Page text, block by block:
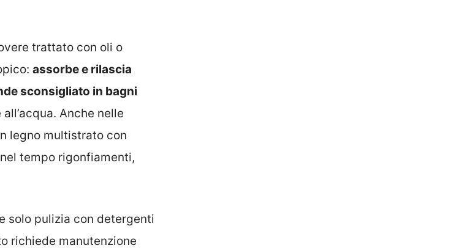
trattato con oli o
assorbe e rilascia
sconsigliato in bagni
Anche nelle
legno multistrato con
tempo rigonfiamenti,
solo pulizia con detergenti
richiede manutenzione